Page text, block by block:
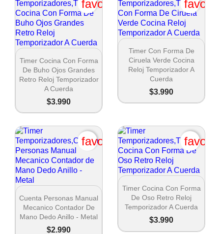
 Vista rápida
Timer Cocina Con Forma
De Buho Ojos Grandes
Retro Reloj Temporizador
A Cuerda
$3.990
favorite_border
 Vista rápida
Timer Con Forma De
Ciruela Verde Cocina
Reloj Temporizador A
Cuerda
$3.990
 Vista rápida
Cuenta Personas Manual
Mecanico Contador De
Mano Dedo Anillo - Metal
$2.990
favorite_border
 Vista rápida
Timer Cocina Con Forma
De Oso Retro Reloj
Temporizador A Cuerda
$3.990
Nombre de la lista de deseos
Crear lista de deseos